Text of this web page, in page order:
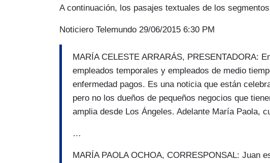
A continuación, los pasajes textuales de los
Noticiero Telemundo 29/06/2015 6:30 PM
MARÍA CELESTE ARRARÁS, PRESENTADORA:
empleados temporales y empleados de medio
enfermedad pagos. Es una noticia que están
pero no los dueños de pequeños negocios que
amplia desde Los Ángeles. Adelante María Paola,
…
MARÍA PAOLA OCHOA, CORRESPONSAL: Juan